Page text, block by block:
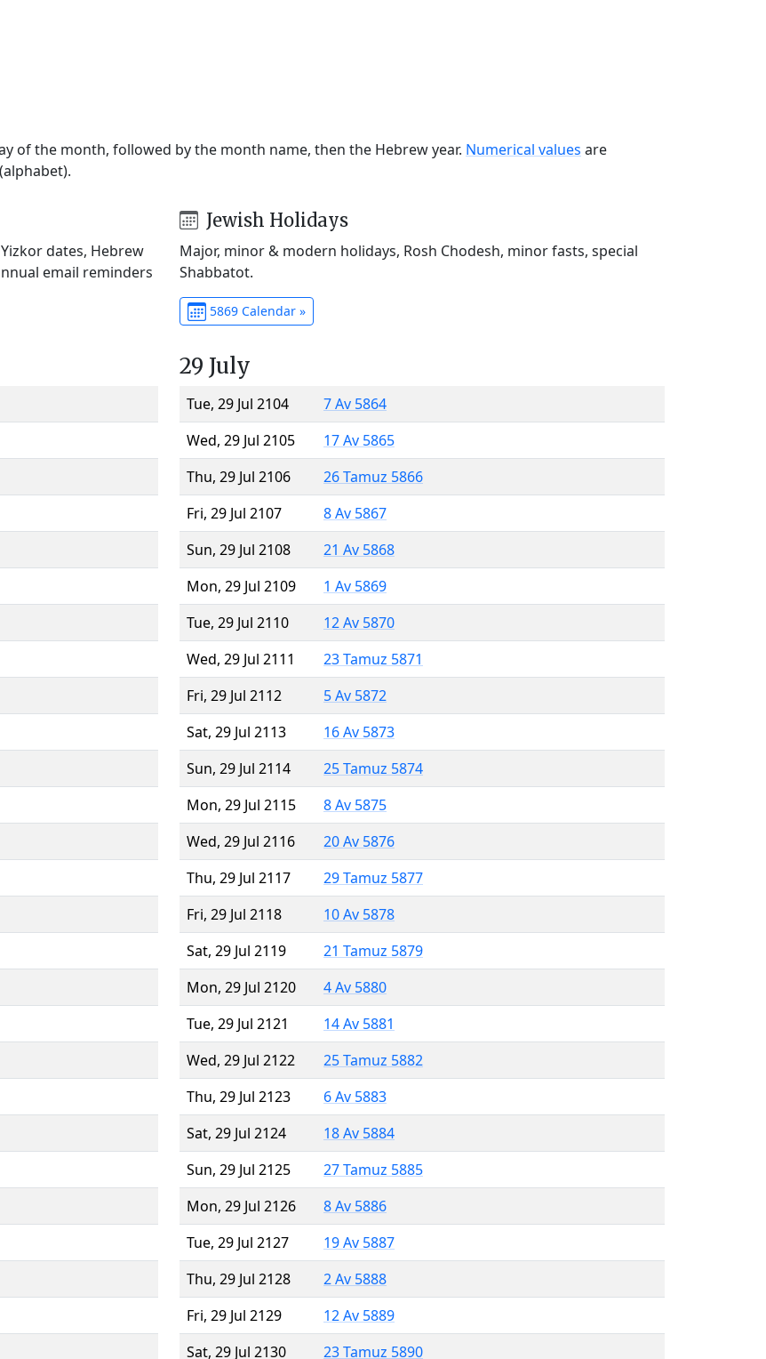
of the month, followed by the month name, then the Hebrew year. Numerical values are
dates, Hebrew
email reminders
Jewish Holidays
Major, minor & modern holidays, Rosh Chodesh, minor fasts, special
Shabbatot.
5869 Calendar »
29 July
Tue, 29 Jul 2104
7 Av 5864
Wed, 29 Jul 2105
17 Av 5865
Thu, 29 Jul 2106
26 Tamuz 5866
Fri, 29 Jul 2107
8 Av 5867
Sun, 29 Jul 2108
21 Av 5868
Mon, 29 Jul 2109
1 Av 5869
Tue, 29 Jul 2110
12 Av 5870
Wed, 29 Jul 2111
23 Tamuz 5871
Fri, 29 Jul 2112
5 Av 5872
Sat, 29 Jul 2113
16 Av 5873
Sun, 29 Jul 2114
25 Tamuz 5874
Mon, 29 Jul 2115
8 Av 5875
Wed, 29 Jul 2116
20 Av 5876
Thu, 29 Jul 2117
29 Tamuz 5877
Fri, 29 Jul 2118
10 Av 5878
Sat, 29 Jul 2119
21 Tamuz 5879
Mon, 29 Jul 2120
4 Av 5880
Tue, 29 Jul 2121
14 Av 5881
Wed, 29 Jul 2122
25 Tamuz 5882
Thu, 29 Jul 2123
6 Av 5883
Sat, 29 Jul 2124
18 Av 5884
Sun, 29 Jul 2125
27 Tamuz 5885
Mon, 29 Jul 2126
8 Av 5886
Tue, 29 Jul 2127
19 Av 5887
Thu, 29 Jul 2128
2 Av 5888
Fri, 29 Jul 2129
12 Av 5889
Sat, 29 Jul 2130
23 Tamuz 5890